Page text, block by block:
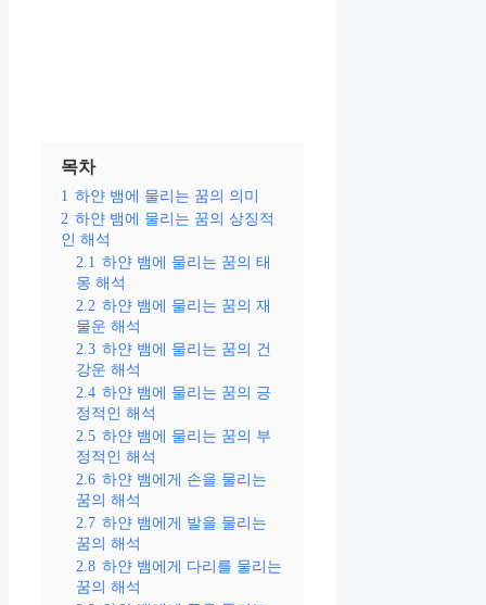
목차
1 하얀 뱀에 물리는 꿈의 의미
2 하얀 뱀에 물리는 꿈의 상징적
인 해석
2.1 하얀 뱀에 물리는 꿈의 태
몽 해석
2.2 하얀 뱀에 물리는 꿈의 재
물운 해석
2.3 하얀 뱀에 물리는 꿈의 건
강운 해석
2.4 하얀 뱀에 물리는 꿈의 긍
정적인 해석
2.5 하얀 뱀에 물리는 꿈의 부
정적인 해석
2.6 하얀 뱀에게 손을 물리는
꿈의 해석
2.7 하얀 뱀에게 발을 물리는
꿈의 해석
2.8 하얀 뱀에게 다리를 물리는
꿈의 해석